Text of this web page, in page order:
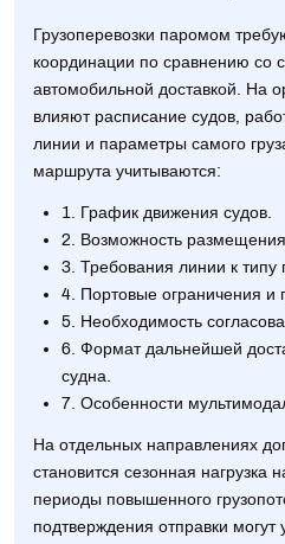
Грузоперевозки паромом
координации по сравнению со
автомобильной доставкой. На
влияют расписание судов,
линии и параметры самого
маршрута учитываются:
1. График движения судов.
2. Возможность
3. Требования линии к типу
4. Портовые ограничения и
5. Необходимость
6. Формат дальнейшей
судна.
7. Особенности
На отдельных направлениях
становится сезонная
периоды повышенного
подтверждения отправки могут